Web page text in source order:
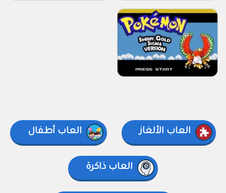
العاب الألغاز العاب أطفال
العاب ذاكرة